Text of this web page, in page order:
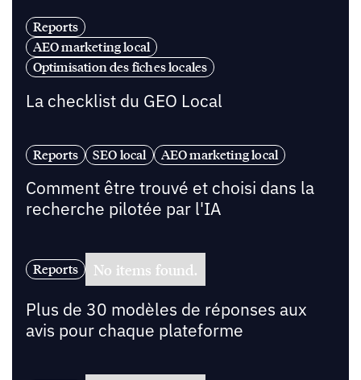
Reports
AEO marketing local
Optimisation des fiches locales
La checklist du GEO Local
Reports SEO local AEO marketing local
Comment être trouvé et choisi dans la
recherche pilotée par l'IA
Reports No items found.
Plus de 30 modèles de réponses aux
avis pour chaque plateforme